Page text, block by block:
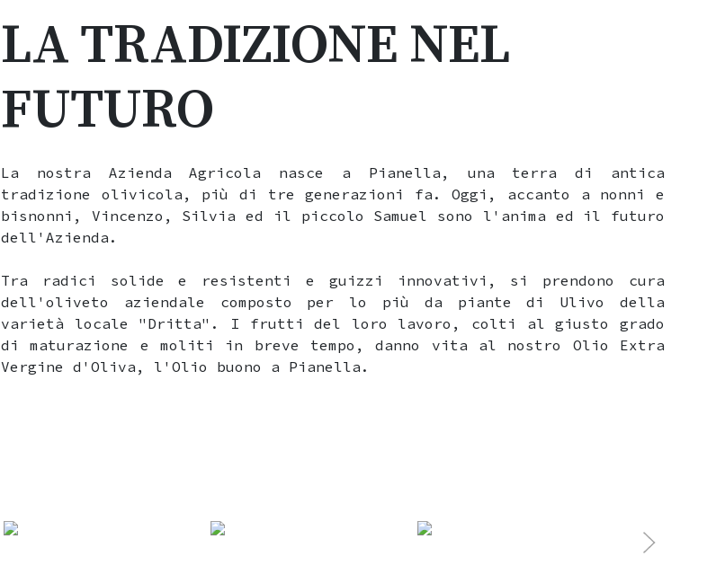
LA TRADIZIONE NEL
FUTURO
La nostra Azienda Agricola nasce a Pianella, una terra di antica
tradizione olivicola, più di tre generazioni fa. Oggi, accanto a nonni e
bisnonni, Vincenzo, Silvia ed il piccolo Samuel sono l'anima ed il futuro
dell'Azienda.
Tra radici solide e resistenti e guizzi innovativi, si prendono cura
dell'oliveto aziendale composto per lo più da piante di Ulivo della
varietà locale "Dritta". I frutti del loro lavoro, colti al giusto grado
di maturazione e moliti in breve tempo, danno vita al nostro Olio Extra
Vergine d'Oliva, l'Olio buono a Pianella.